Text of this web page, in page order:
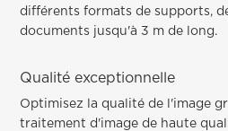
différents formats de supports,
documents jusqu'à 3 m de long.
Qualité exceptionnelle
Optimisez la qualité de l'image
traitement d'image de haute